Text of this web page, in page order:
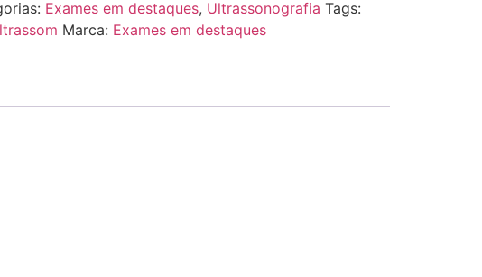
Exames em destaques, Ultrassonografia Tags:
Marca: Exames em destaques